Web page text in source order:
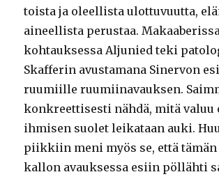
toista ja oleellista ulottuvuutta,
aineellista perustaa.
kohtauksessa Aljunied teki
Skafferin avustamana Sinervon
ruumiille ruumiinavauksen.
konkreettisesti nähdä, mitä valuu
ihmisen suolet leikataan auki.
piikkiin meni myös se, että
kallon avauksessa esiin pöllähti